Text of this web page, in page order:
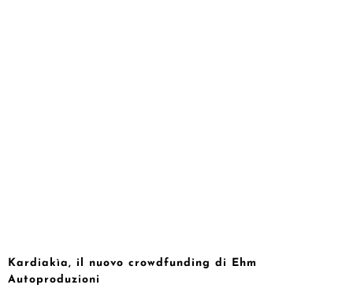
Kardiakìa, il nuovo crowdfunding di Ehm
Autoproduzioni